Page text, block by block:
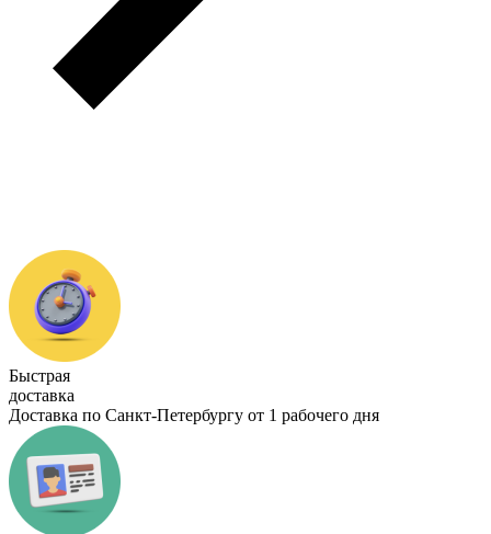
Быстрая
доставка
Доставка по Санкт-Петербургу от 1 рабочего дня